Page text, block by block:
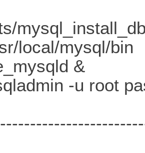
local/mysql/bin
&
-u root